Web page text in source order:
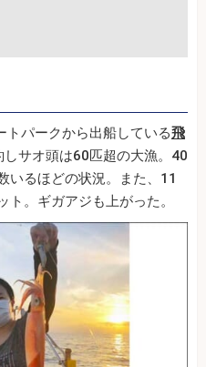
パークから出船している飛
サオ頭は60匹超の大漁。40
いるほどの状況。また、11
。ギガアジも上がった。